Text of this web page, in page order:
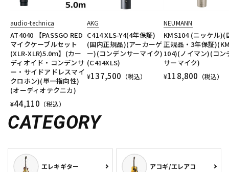
audio-technica
AT4040 【PASSGO RED
マイクケーブルセット
(XLR-XLR)5.0ｍ】(カー
ディオイド・コンデンサ
ー・サイドアドレスマイ
クロホン)(単一指向性)
(オーディオテクニカ)
¥44,110 （税込）
AKG
C414 XLS-Y4(4年保証)
(国内正規品)(アーカーゲ
ー)(コンデンサーマイク)
(C414XLS)
¥137,500 （税込）
NEUMANN
KMS104 (ニッケル)(
正規品・3年保証
104)(ノイマン)(コン
サーマイク)
¥118,800 （税込）
CATEGORY
エレキギター アコギ/エレアコ